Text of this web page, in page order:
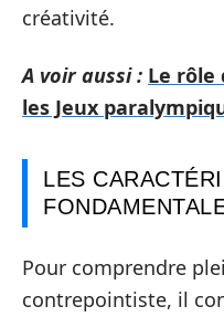
créativité.
A voir aussi : Le rôle
les Jeux
LES
Pour comprendre
contrepointiste, il